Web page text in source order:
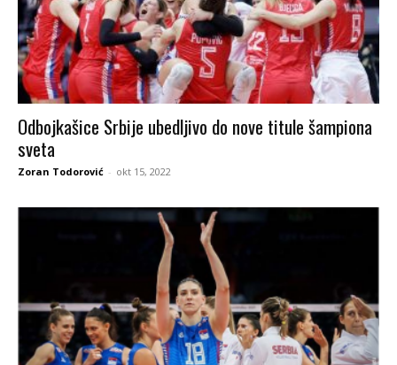
Odbojkašice Srbije ubedljivo do nove titule šampiona
sveta
Zoran Todorović - okt 15, 2022